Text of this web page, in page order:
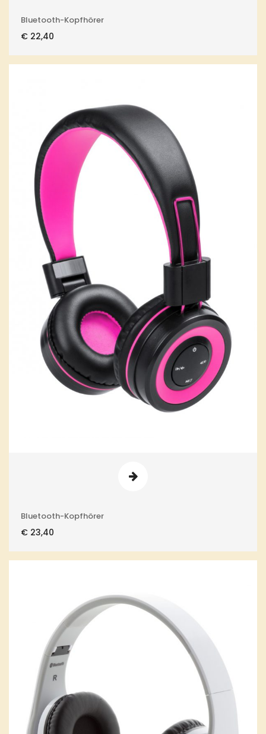
Bluetooth-Kopfhörer
€ 22,40
Bluetooth-Kopfhörer
€ 23,40